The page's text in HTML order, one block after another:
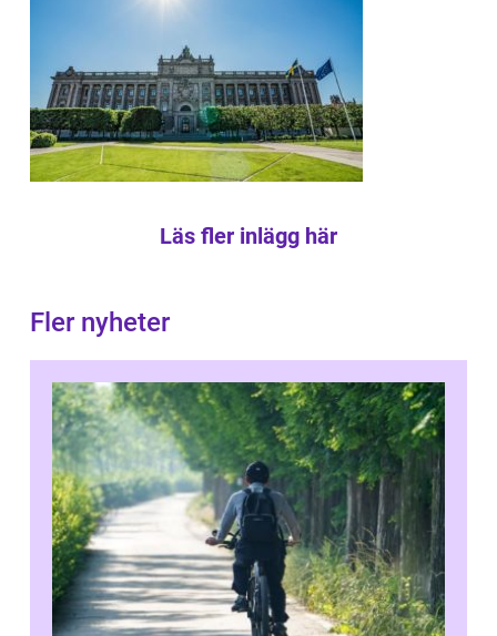
Läs fler inlägg här
Fler nyheter